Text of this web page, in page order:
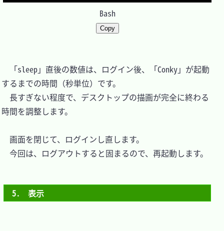
Bash
Copy
「sleep」直後の数値は、ログイン後、「Conky」が起動
するまでの時間（秒単位）です。
長すぎない程度で、デスクトップの描画が完全に終わる
時間を調整します。
画面を閉じて、ログインし直します。
今回は、ログアウトすると固まるので、再起動します。
5.　表示